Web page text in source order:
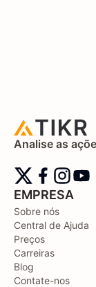
Analise as
EMPRESA
Sobre nós
Central de Ajuda
Preços
Carreiras
Blog
Contate-nos